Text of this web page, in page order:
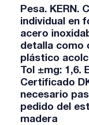
Pesa. KERN.
individual en
acero
detalla como
plástico
Tol ±mg: 1,6.
Certificado
necesario
pedido del
madera